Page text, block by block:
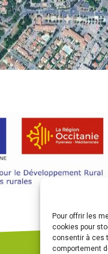
Pour offrir les
cookies pour
consentir à ces
comportement